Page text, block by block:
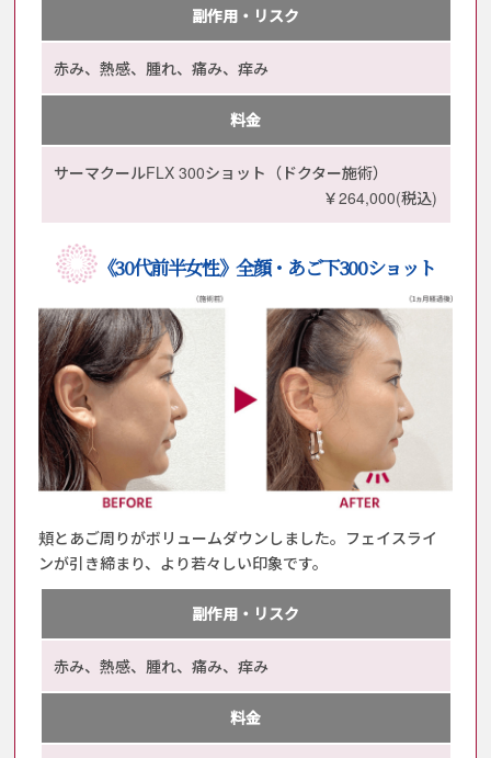
副作用・リスク
赤み、熱感、腫れ、痛み、痒み
料金
サーマクールFLX 300ショット（ドクター施術）
￥264,000(税込)
《30代前半女性》全顔・あご下300ショット
頬とあご周りがボリュームダウンしました。 フェイスライ
ンが引き締まり、より若々しい印象です。
副作用・リスク
赤み、熱感、腫れ、痛み、痒み
料金